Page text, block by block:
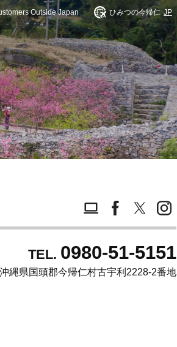
Outside Japan ひみつの今帰仁 JP
TEL. 0980-51-5151
沖縄県国頭郡今帰仁村古宇利2228-2番地